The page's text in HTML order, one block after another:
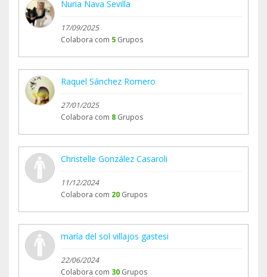
Nuria Nava Sevilla
17/09/2025
Colabora com 5 Grupos
Raquel Sánchez Romero
27/01/2025
Colabora com 8 Grupos
Christelle González Casaroli
11/12/2024
Colabora com 20 Grupos
maría del sol villajos gastesi
22/06/2024
Colabora com 30 Grupos